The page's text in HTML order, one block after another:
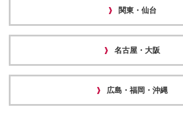
関東・仙台
名古屋・大阪
広島・福岡・沖縄